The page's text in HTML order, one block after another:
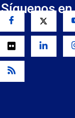
Síguenos en